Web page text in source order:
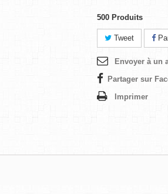
500 Produits
Tweet
Envoyer à un
Partager sur
Imprimer